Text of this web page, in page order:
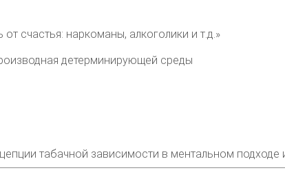
счастья: наркоманы, алкоголики и т.д.»
детерминирующей среды
табачной зависимости в ментальном